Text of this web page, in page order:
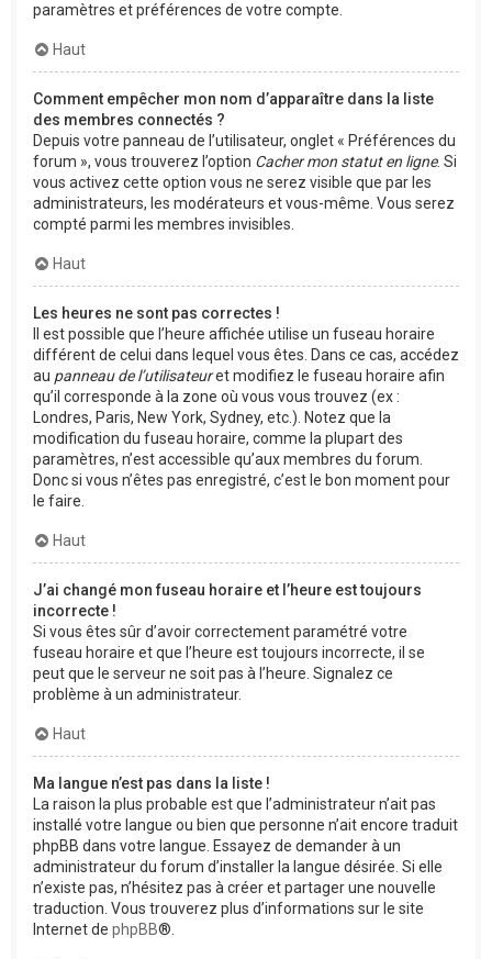
paramètres et préférences de votre compte.
Haut
Comment empêcher mon nom d’apparaître dans la liste
des membres connectés ?
Depuis votre panneau de l’utilisateur, onglet « Préférences du
forum », vous trouverez l’option Cacher mon statut en ligne. Si
vous activez cette option vous ne serez visible que par les
administrateurs, les modérateurs et vous-même. Vous serez
compté parmi les membres invisibles.
Haut
Les heures ne sont pas correctes !
Il est possible que l’heure affichée utilise un fuseau horaire
différent de celui dans lequel vous êtes. Dans ce cas, accédez
au panneau de l’utilisateuret modifiez le fuseau horaire afin
qu’il corresponde à la zone où vous vous trouvez (ex :
Londres, Paris, New York, Sydney, etc.). Notez que la
modification du fuseau horaire, comme la plupart des
paramètres, n’est accessible qu’aux membres du forum.
Donc si vous n’êtes pas enregistré, c’est le bon moment pour
le faire.
Haut
J’ai changé mon fuseau horaire et l’heure est toujours
incorrecte !
Si vous êtes sûr d’avoir correctement paramétré votre
fuseau horaire et que l’heure est toujours incorrecte, il se
peut que le serveur ne soit pas à l’heure. Signalez ce
problème à un administrateur.
Haut
Ma langue n’est pas dans la liste !
La raison la plus probable est que l’administrateur n’ait pas
installé votre langue ou bien que personne n’ait encore traduit
phpBB dans votre langue. Essayez de demander à un
administrateur du forum d’installer la langue désirée. Si elle
n’existe pas, n’hésitez pas à créer et partager une nouvelle
traduction. Vous trouverez plus d’informations sur le site
Internet de phpBB®.